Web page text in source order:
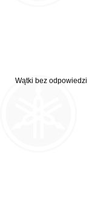
Wątki bez odpowiedzi